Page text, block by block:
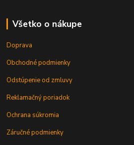
Všetko o nákupe
Doprava
Obchodné podmienky
Odstúpenie od zmluvy
Reklamačný poriadok
Ochrana súkromia
Záručné podmienky